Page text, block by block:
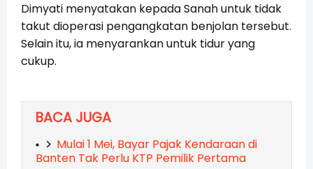
Dimyati menyatakan kepada Sanah untuk tidak
takut dioperasi pengangkatan benjolan tersebut.
Selain itu, ia menyarankan untuk tidur yang
cukup.
BACA JUGA
Mulai 1 Mei, Bayar Pajak Kendaraan di
Banten Tak Perlu KTP Pemilik Pertama